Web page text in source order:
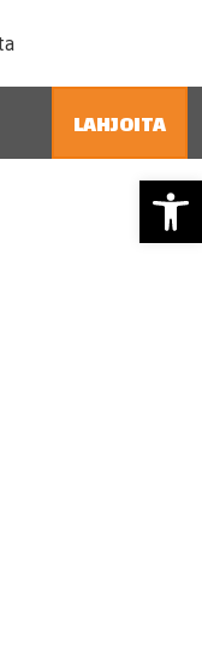
HAE
LAHJOITA